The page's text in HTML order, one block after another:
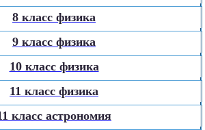
8 класс физика
9 класс физика
10 класс физика
11 класс физика
класс астрономия